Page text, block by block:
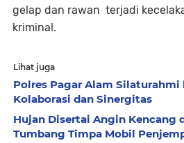
gelap dan rawan terjadi
kriminal.
Lihat juga
Polres Pagar Alam Silaturahmi
Kolaborasi dan Sinergitas
Hujan Disertai Angin Kencang
Tumbang Timpa Mobil